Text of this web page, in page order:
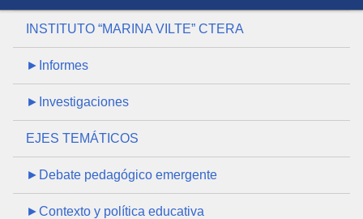
INSTITUTO “MARINA VILTE” CTERA
►Informes
►Investigaciones
EJES TEMÁTICOS
►Debate pedagógico emergente
►Contexto y política educativa